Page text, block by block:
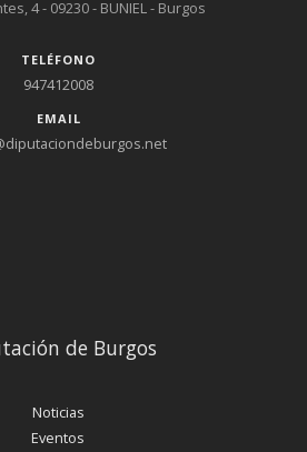
4 - 09230 - BUNIEL - Burgos
TELÉFONO
947412008
EMAIL
de Burgos
Noticias
Eventos